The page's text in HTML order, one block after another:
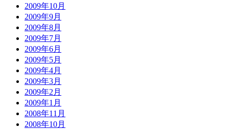
2009年10月
2009年9月
2009年8月
2009年7月
2009年6月
2009年5月
2009年4月
2009年3月
2009年2月
2009年1月
2008年11月
2008年10月